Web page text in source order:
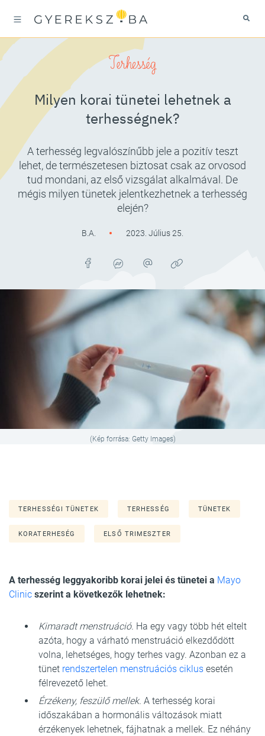
Terhesség
Milyen korai tünetei lehetnek a
terhességnek?
A terhesség legvalószínűbb jele a pozitív teszt
lehet, de természetesen biztosat csak az orvosod
tud mondani, az első vizsgálat alkalmával. De
mégis milyen tünetek jelentkezhetnek a terhesség
elején?
B.A. 2023. Július 25.
(Kép forrása: Getty Images)
TERHESSÉGI TÜNETEK TERHESSÉG TÜNETEK
KORATERHESÉG ELSŐ TRIMESZTER
A terhesség leggyakoribb korai jelei és tünetei a Mayo
Clinic szerint a következők lehetnek:
Kimaradt menstruáció. Ha egy vagy több hét eltelt
azóta, hogy a várható menstruáció elkezdődött
volna, lehetséges, hogy terhes vagy. Azonban ez a
tünet rendszertelen menstruációs ciklus esetén
félrevezető lehet.
Érzékeny, feszülő mellek. A terhesség korai
időszakában a hormonális változások miatt
érzékenyek lehetnek, fájhatnak a mellek. Ez néhány